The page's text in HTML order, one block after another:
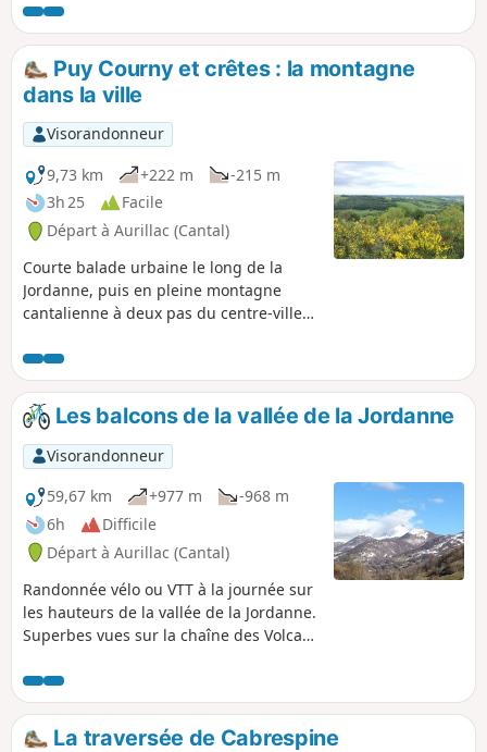
mètres, franchit une coulée de lave avec
des orgues basaltiques au pied de la
cascade. Le joli hameau de
Lasmolineries, avec son four à pain
rénové, mérite également le détour.
Puy Courny et crêtes : la montagne
dans la ville
Visorandonneur
9,73 km
+222 m
-215 m
3h 25
Facile
Départ à Aurillac (Cantal)
Courte balade urbaine le long de la
Jordanne, puis en pleine montagne
cantalienne à deux pas du centre-ville
la Chaîne des Puys. Présence de
troupeaux et de clôtures électriques.
Chiens interdits.
Les balcons de la vallée de la Jordanne
Visorandonneur
59,67 km
+977 m
-968 m
6h
Difficile
Départ à Aurillac (Cantal)
Randonnée vélo ou VTT à la journée sur
les hauteurs de la vallée de la Jordanne.
Superbes vues sur la chaîne des Volcans
dans l'ensemble, dénivelé, jolis petits
villages, douceur et verdure des
paysages auvergnats.
La traversée de Cabrespine